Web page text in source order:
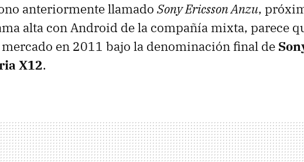
anteriormente llamado Sony Ericsson Anzu,
alta con Android de la compañía mixta, parece
en 2011 bajo la denominación final de
X12.